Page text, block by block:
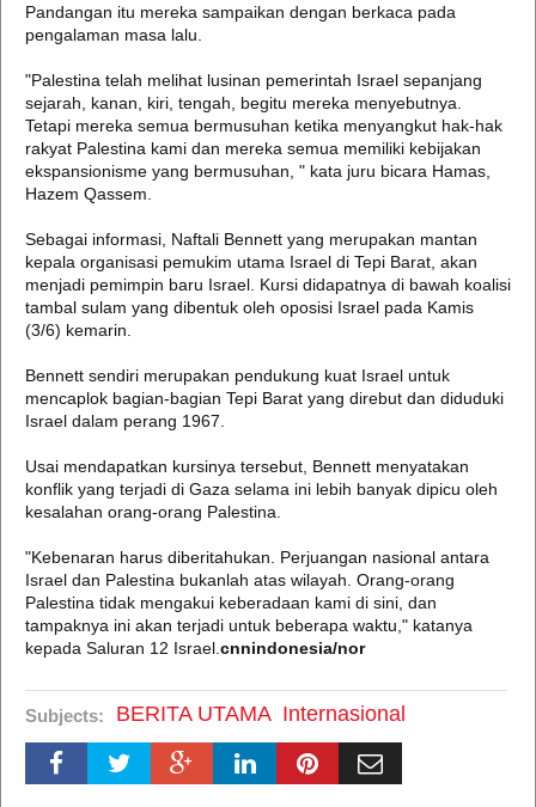
Pandangan itu mereka sampaikan dengan berkaca pada
pengalaman masa lalu.
"Palestina telah melihat lusinan pemerintah Israel sepanjang
sejarah, kanan, kiri, tengah, begitu mereka menyebutnya.
Tetapi mereka semua bermusuhan ketika menyangkut hak-hak
rakyat Palestina kami dan mereka semua memiliki kebijakan
ekspansionisme yang bermusuhan, " kata juru bicara Hamas,
Hazem Qassem.
Sebagai informasi, Naftali Bennett yang merupakan mantan
kepala organisasi pemukim utama Israel di Tepi Barat, akan
menjadi pemimpin baru Israel. Kursi didapatnya di bawah koalisi
tambal sulam yang dibentuk oleh oposisi Israel pada Kamis
(3/6) kemarin.
Bennett sendiri merupakan pendukung kuat Israel untuk
mencaplok bagian-bagian Tepi Barat yang direbut dan diduduki
Israel dalam perang 1967.
Usai mendapatkan kursinya tersebut, Bennett menyatakan
konflik yang terjadi di Gaza selama ini lebih banyak dipicu oleh
kesalahan orang-orang Palestina.
"Kebenaran harus diberitahukan. Perjuangan nasional antara
Israel dan Palestina bukanlah atas wilayah. Orang-orang
Palestina tidak mengakui keberadaan kami di sini, dan
tampaknya ini akan terjadi untuk beberapa waktu," katanya
kepada Saluran 12 Israel. cnnindonesia/nor
Subjects: BERITA UTAMA Internasional